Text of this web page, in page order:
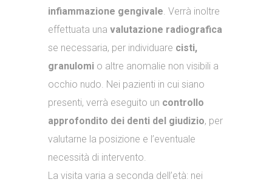
infiammazione gengivale . Verrà inoltre
effettuata una valutazione radiografica
se necessaria, per individuare cisti,
granulomi o altre anomalie non visibili a
occhio nudo. Nei pazienti in cui siano
presenti, verrà eseguito un controllo
approfondito dei denti del giudizio, per
valutarne la posizione e l’eventuale
necessità di intervento.
La visita varia a seconda dell’età: nei